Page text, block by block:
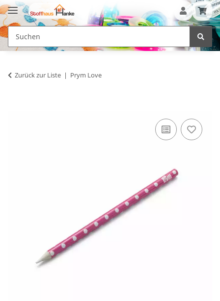
Zurück zur Liste Prym Love